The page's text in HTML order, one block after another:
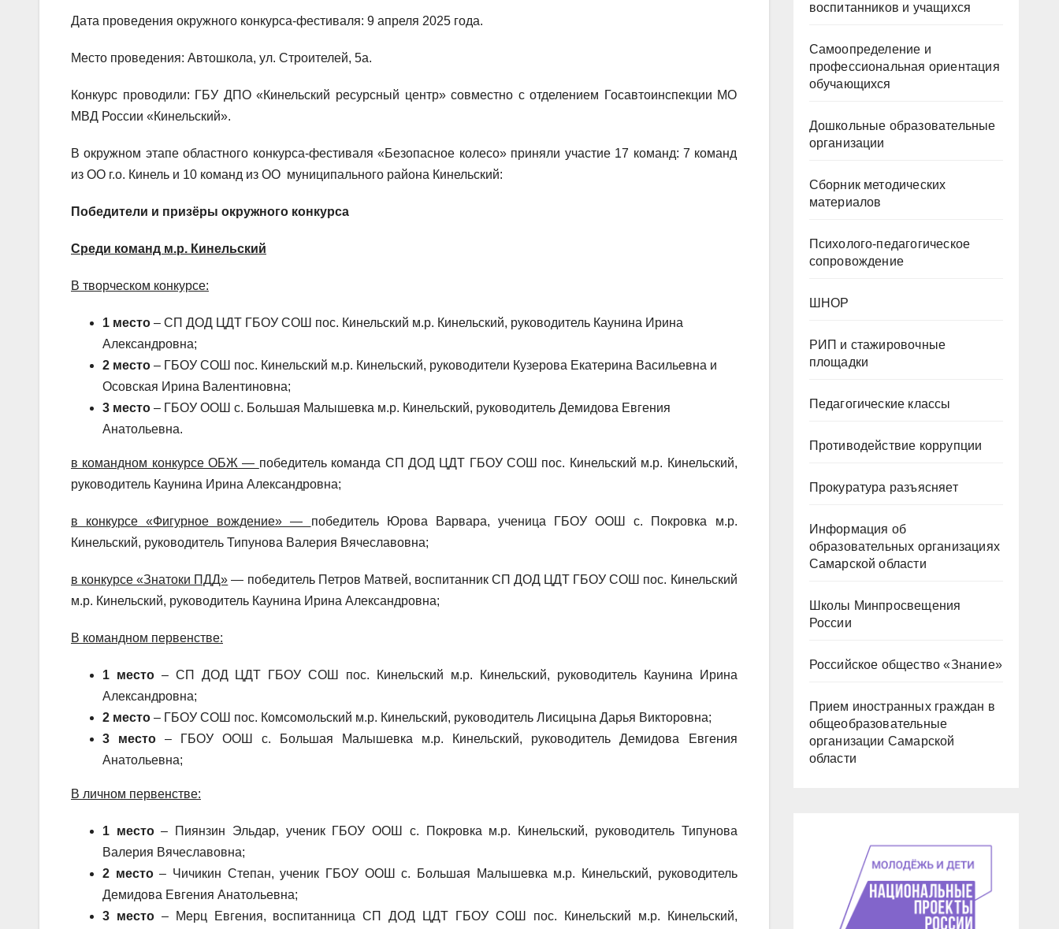
Дата проведения окружного конкурса-фестиваля: 9 апреля 2025 года.
Место проведения: Автошкола, ул. Строителей, 5а.
Конкурс проводили: ГБУ ДПО «Кинельский ресурсный центр» совместно с отделением Госавтоинспекции МО
МВД России «Кинельский».
В окружном этапе областного конкурса-фестиваля «Безопасное колесо» приняли участие 17 команд: 7 команд
из ОО г.о. Кинель и 10 команд из ОО муниципального района Кинельский:
Победители и призёры окружного конкурса
Среди команд м.р. Кинельский
В творческом конкурсе:
1 место – СП ДОД ЦДТ ГБОУ СОШ пос. Кинельский м.р. Кинельский, руководитель Каунина Ирина
Александровна;
2 место – ГБОУ СОШ пос. Кинельский м.р. Кинельский, руководители Кузерова Екатерина Васильевна и
Осовская Ирина Валентиновна;
3 место – ГБОУ ООШ с. Большая Малышевка м.р. Кинельский, руководитель Демидова Евгения
Анатольевна.
в командном конкурсе ОБЖ — победитель команда СП ДОД ЦДТ ГБОУ СОШ пос. Кинельский м.р. Кинельский,
руководитель Каунина Ирина Александровна;
в конкурсе «Фигурное вождение» — победитель Юрова Варвара, ученица ГБОУ ООШ с. Покровка м.р.
Кинельский, руководитель Типунова Валерия Вячеславовна;
в конкурсе «Знатоки ПДД» — победитель Петров Матвей, воспитанник СП ДОД ЦДТ ГБОУ СОШ пос. Кинельский
м.р. Кинельский, руководитель Каунина Ирина Александровна;
В командном первенстве:
1 место– СП ДОД ЦДТ ГБОУ СОШ пос. Кинельский м.р. Кинельский, руководитель Каунина Ирина
Александровна;
2 место – ГБОУ СОШ пос. Комсомольский м.р. Кинельский, руководитель Лисицына Дарья Викторовна;
3 место – ГБОУ ООШ с. Большая Малышевка м.р. Кинельский, руководитель Демидова Евгения
Анатольевна;
В личном первенстве:
1 место– Пиянзин Эльдар, ученик ГБОУ ООШ с. Покровка м.р. Кинельский, руководитель Типунова
Валерия Вячеславовна;
2 место– Чичикин Степан, ученик ГБОУ ООШ с. Большая Малышевка м.р. Кинельский, руководитель
Демидова Евгения Анатольевна;
3 место– Мерц Евгения, воспитанница СП ДОД ЦДТ ГБОУ СОШ пос. Кинельский м.р. Кинельский,
воспитанников и учащихся
Самоопределение и
профессиональная ориентация
обучающихся
Дошкольные образовательные
организации
Сборник методических
материалов
Психолого-педагогическое
сопровождение
ШНОР
РИП и стажировочные
площадки
Педагогические классы
Противодействие коррупции
Прокуратура разъясняет
Информация об
образовательных организациях
Самарской области
Школы Минпросвещения
России
Российское общество «Знание»
Прием иностранных граждан в
общеобразовательные
организации Самарской
области